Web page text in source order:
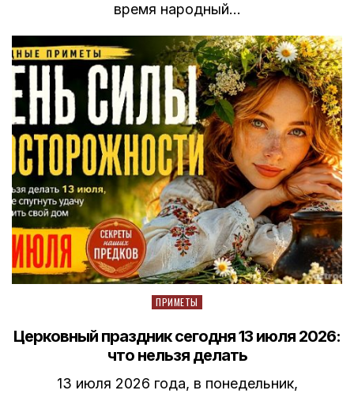
время народный…
Posted
ПРИМЕТЫ
Церковный праздник сегодня 13 июля 2026:
что нельзя делать
13 июля 2026 года, в понедельник,